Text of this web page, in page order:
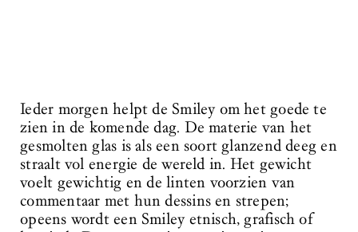
Ieder morgen helpt de Smiley om het goede te
zien in de komende dag. De materie van het
gesmolten glas is als een soort glanzend deeg en
straalt vol energie de wereld in. Het gewicht
voelt gewichtig en de linten voorzien van
commentaar met hun dessins en strepen;
opeens wordt een Smiley etnisch, grafisch of